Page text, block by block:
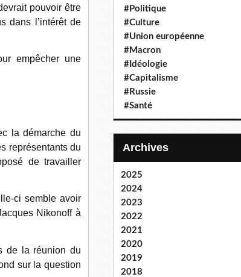
pouvoir être
dans l’intérêt de
empêcher une
la démarche du
représentants du
de travailler
ci semble avoir
Nikonoff à
de la réunion du
sur la question
#Politique
#Culture
#Union européenne
#Macron
#Idéologie
#Capitalisme
#Russie
#Santé
Archives
2025
2024
2023
2022
2021
2020
2019
2018